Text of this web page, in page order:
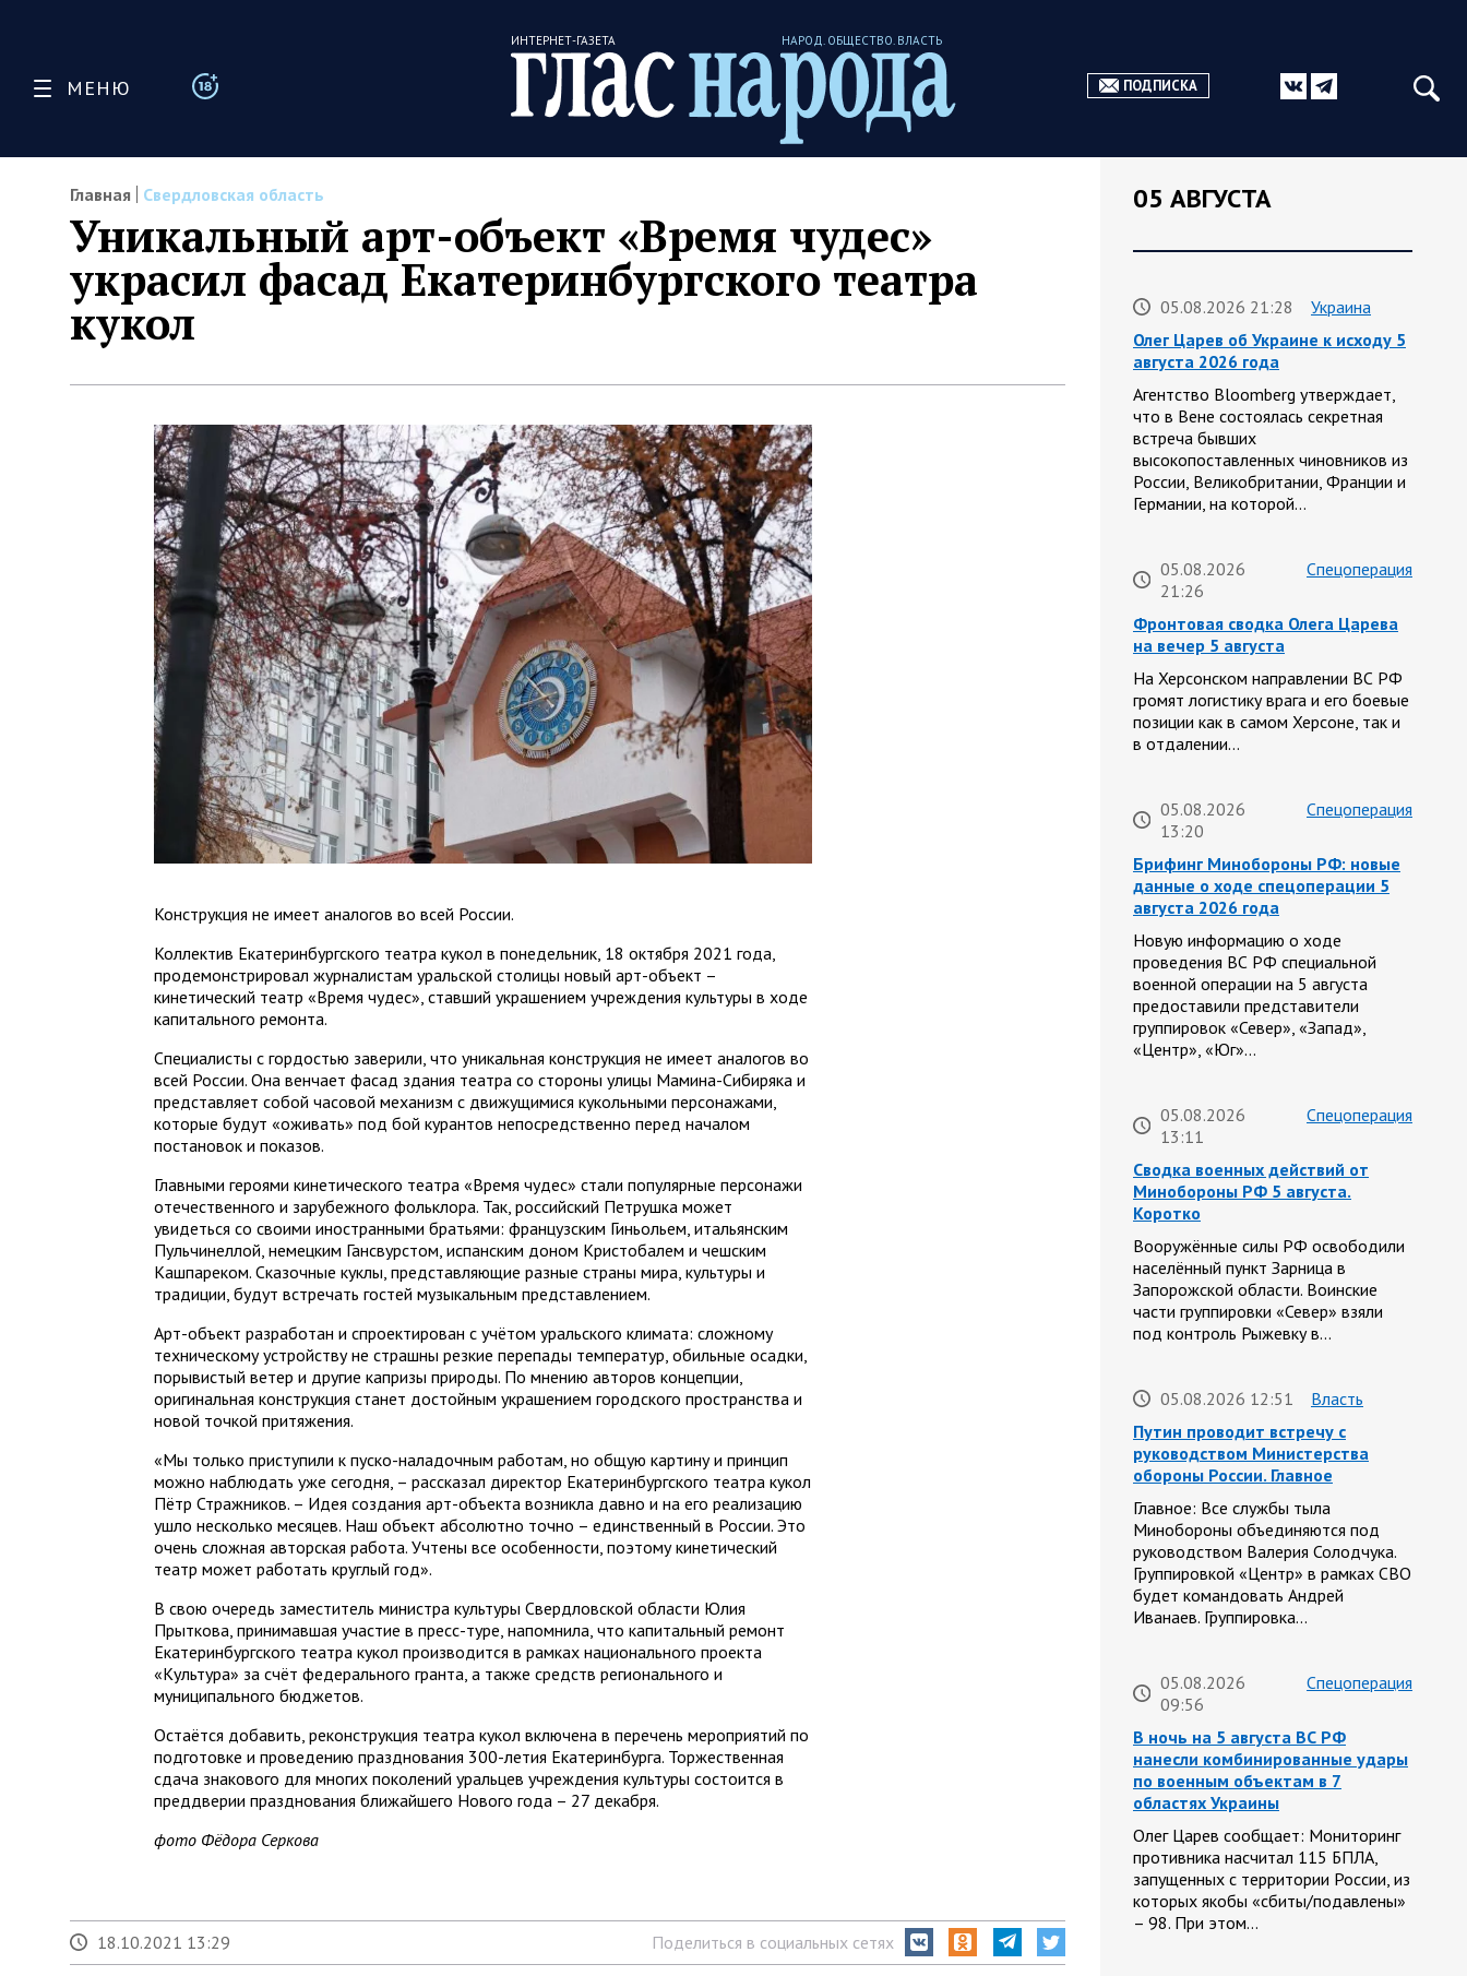
МЕНЮ
ИНТЕРНЕТ-ГАЗЕТА НАРОД. ОБЩЕСТВО. ВЛАСТЬ
ПОДПИСКА
Главная Свердловская область
Уникальный арт-объект «Время чудес»
украсил фасад Екатеринбургского театра
кукол
Конструкция не имеет аналогов во всей России.
Коллектив Екатеринбургского театра кукол в понедельник, 18 октября 2021 года,
продемонстрировал журналистам уральской столицы новый арт-объект –
кинетический театр «Время чудес», ставший украшением учреждения культуры в ходе
капитального ремонта.
Специалисты c гордостью заверили, что уникальная конструкция не имеет аналогов во
всей России. Она венчает фасад здания театра со стороны улицы Мамина-Сибиряка и
представляет собой часовой механизм с движущимися кукольными персонажами,
которые будут «оживать» под бой курантов непосредственно перед началом
постановок и показов.
Главными героями кинетического театра «Время чудес» стали популярные персонажи
отечественного и зарубежного фольклора. Так, российский Петрушка может
увидеться со своими иностранными братьями: французским Гиньольем, итальянским
Пульчинеллой, немецким Гансвурстом, испанским доном Кристобалем и чешским
Кашпареком. Сказочные куклы, представляющие разные страны мира, культуры и
традиции, будут встречать гостей музыкальным представлением.
Арт-объект разработан и спроектирован с учётом уральского климата: сложному
техническому устройству не страшны резкие перепады температур, обильные осадки,
порывистый ветер и другие капризы природы. По мнению авторов концепции,
оригинальная конструкция станет достойным украшением городского пространства и
новой точкой притяжения.
«Мы только приступили к пуско-наладочным работам, но общую картину и принцип
можно наблюдать уже сегодня, – рассказал директор Екатеринбургского театра кукол
Пётр Стражников. – Идея создания арт-объекта возникла давно и на его реализацию
ушло несколько месяцев. Наш объект абсолютно точно – единственный в России. Это
очень сложная авторская работа. Учтены все особенности, поэтому кинетический
театр может работать круглый год».
В свою очередь заместитель министра культуры Свердловской области Юлия
Прыткова, принимавшая участие в пресс-туре, напомнила, что капитальный ремонт
Екатеринбургского театра кукол производится в рамках национального проекта
«Культура» за счёт федерального гранта, а также средств регионального и
муниципального бюджетов.
Остаётся добавить, реконструкция театра кукол включена в перечень мероприятий по
подготовке и проведению празднования 300-летия Екатеринбурга. Торжественная
сдача знакового для многих поколений уральцев учреждения культуры состоится в
преддверии празднования ближайшего Нового года – 27 декабря.
фото Фёдора Серкова
18.10.2021 13:29 Поделиться в социальных сетях
05 АВГУСТА
05.08.2026 21:28
Украина
Олег Царев об Украине к исходу 5
августа 2026 года
Агентство Bloomberg утверждает,
что в Вене состоялась секретная
встреча бывших
высокопоставленных чиновников из
России, Великобритании, Франции и
Германии, на которой…
05.08.2026
21:26
Спецоперация
Фронтовая сводка Олега Царева
на вечер 5 августа
На Херсонском направлении ВС РФ
громят логистику врага и его боевые
позиции как в самом Херсоне, так и
в отдалении…
05.08.2026
13:20
Спецоперация
Брифинг Минобороны РФ: новые
данные о ходе спецоперации 5
августа 2026 года
Новую информацию о ходе
проведения ВС РФ специальной
военной операции на 5 августа
предоставили представители
группировок «Север», «Запад»,
«Центр», «Юг»…
05.08.2026
13:11
Спецоперация
Сводка военных действий от
Минобороны РФ 5 августа.
Коротко
Вооружённые силы РФ освободили
населённый пункт Зарница в
Запорожской области. Воинские
части группировки «Север» взяли
под контроль Рыжевку в…
05.08.2026 12:51
Власть
Путин проводит встречу с
руководством Министерства
обороны России. Главное
Главное: Все службы тыла
Минобороны объединяются под
руководством Валерия Солодчука.
Группировкой «Центр» в рамках СВО
будет командовать Андрей
Иванаев. Группировка…
05.08.2026
09:56
Спецоперация
В ночь на 5 августа ВС РФ
нанесли комбинированные удары
по военным объектам в 7
областях Украины
Олег Царев сообщает: Мониторинг
противника насчитал 115 БПЛА,
запущенных с территории России, из
которых якобы «сбиты/подавлены»
– 98. При этом…